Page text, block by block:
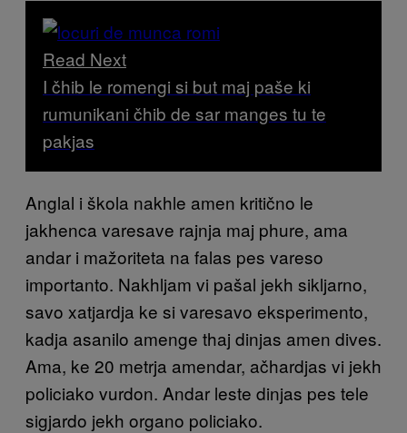
Read Next
I čhib le romengi si but maj paše ki
rumunikani čhib de sar manges tu te
pakjas
Anglal i škola nakhle amen kritično le
jakhenca varesave rajnja maj phure, ama
andar i mažoriteta na falas pes vareso
importanto. Nakhljam vi pašal jekh sikljarno,
savo xatjardja ke si varesavo eksperimento,
kadja asanilo amenge thaj dinjas amen dives.
Ama, ke 20 metrja amendar, ačhardjas vi jekh
policiako vurdon. Andar leste dinjas pes tele
sigjardo jekh organo policiako.